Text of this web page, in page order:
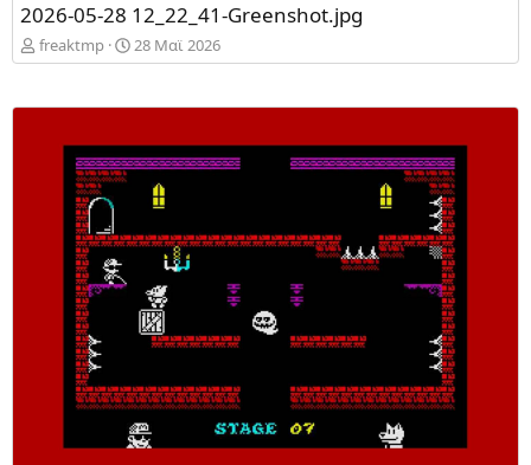
2026-05-28 12_22_41-Greenshot.jpg
freaktmp 28 Mαϊ 2026